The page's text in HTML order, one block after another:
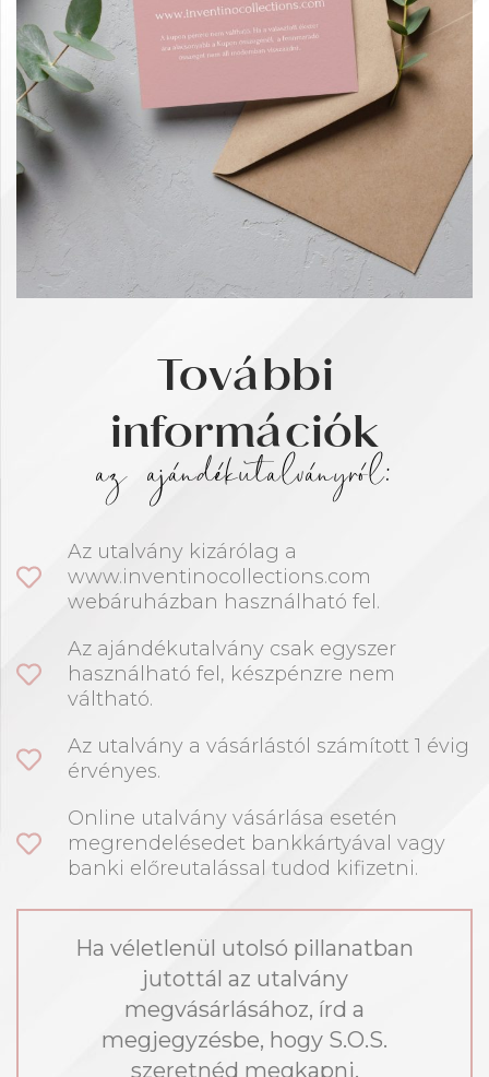
További
információk
az ajándékutalványról:
Az utalvány kizárólag a
www.inventinocollections.com
webáruházban használható fel.
Az ajándékutalvány csak egyszer
használható fel, készpénzre nem
váltható.
Az utalvány a vásárlástól számított 1 évig
érvényes.
Online utalvány vásárlása esetén
megrendelésedet bankkártyával vagy
banki előreutalással tudod kifizetni.
Ha véletlenül utolsó pillanatban
jutottál az utalvány
megvásárlásához, írd a
megjegyzésbe, hogy S.O.S.
szeretnéd megkapni.